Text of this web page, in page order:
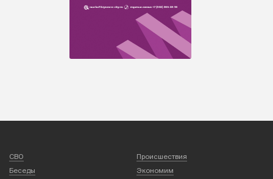
СВО
Происшествия
Беседы
Экономим